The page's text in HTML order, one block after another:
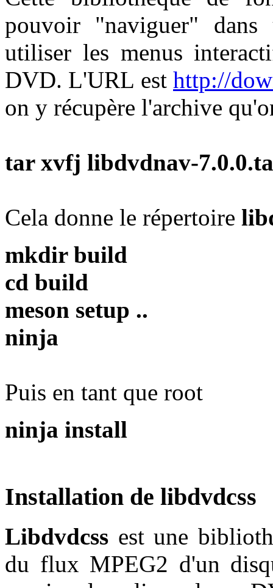
pouvoir "naviguer"
utiliser les menus
DVD. L'URL est http://
on y récupère l'archive
tar xvfj libdvdnav-
Cela donne le répertoire
mkdir build
cd build
meson setup ..
ninja
Puis en tant que root
ninja install
Installation de libdvdcss
Libdvdcss est une
du flux MPEG2 d'un